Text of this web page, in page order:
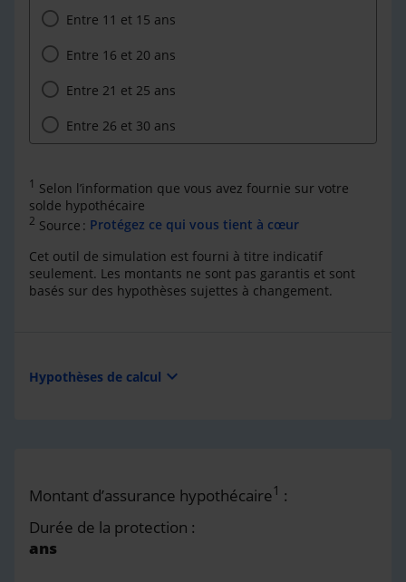
Entre 11 et 15 ans
Entre 16 et 20 ans
Entre 21 et 25 ans
Entre 26 et 30 ans
1 Selon l’information que vous avez fournie sur votre
solde hypothécaire
2 Source : Protégez ce qui vous tient à cœur
Cet outil de simulation est fourni à titre indicatif
seulement. Les montants ne sont pas garantis et sont
basés sur des hypothèses sujettes à changement.
Hypothèses de calcul expand_more
Montant d’assurance hypothécaire1 :
Durée de la protection :
ans